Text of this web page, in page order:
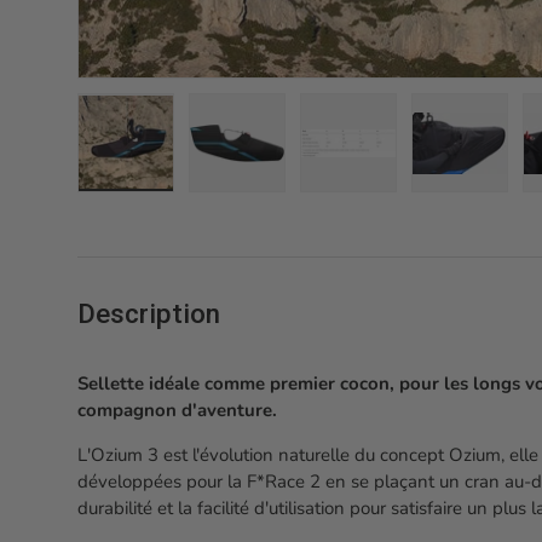
Description
Sellette idéale comme premier cocon, pour les longs
compagnon d'aventure.
L'Ozium 3 est l'évolution naturelle du concept Ozium,
développées pour la F*Race 2 en se plaçant un cran au-
durabilité et la facilité d'utilisation pour satisfaire un plus